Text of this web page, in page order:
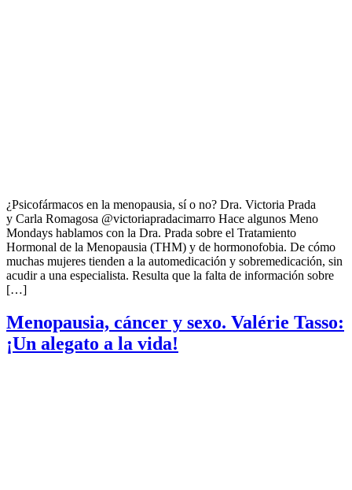
¿Psicofármacos en la menopausia, sí o no? Dra. Victoria Prada
y Carla Romagosa @victoriapradacimarro Hace algunos Meno
Mondays hablamos con la Dra. Prada sobre el Tratamiento
Hormonal de la Menopausia (THM) y de hormonofobia. De cómo
muchas mujeres tienden a la automedicación y sobremedicación, sin
acudir a una especialista. Resulta que la falta de información sobre
[…]
Menopausia, cáncer y sexo. Valérie Tasso:
¡Un alegato a la vida!